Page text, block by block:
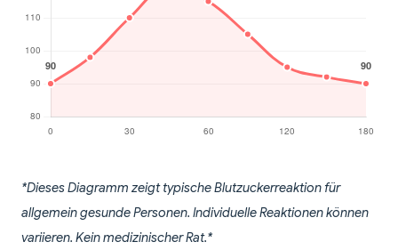
*Dieses Diagramm zeigt typische Blutzuckerreaktion für
allgemein gesunde Personen. Individuelle Reaktionen können
variieren. Kein medizinischer Rat.*